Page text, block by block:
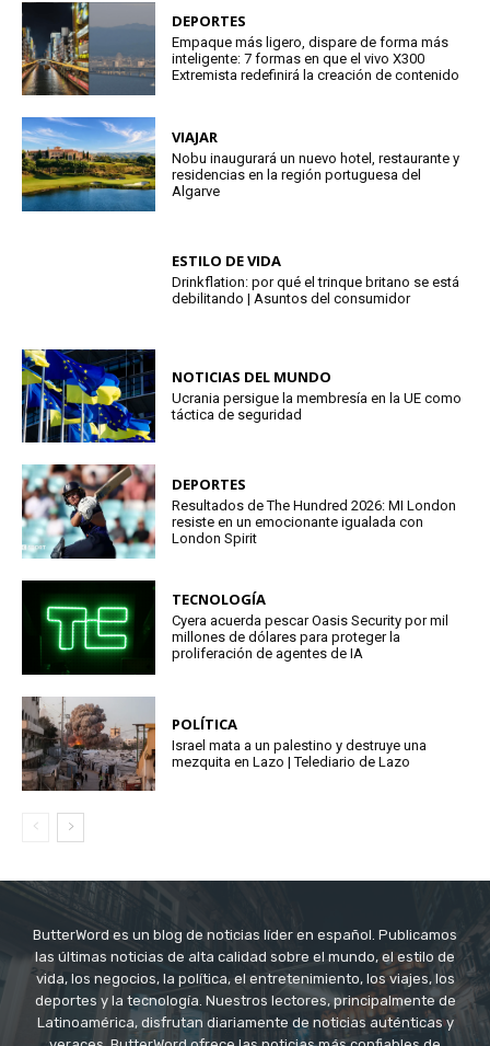
DEPORTES
Empaque más ligero, dispare de forma más
inteligente: 7 formas en que el vivo X300
Extremista redefinirá la creación de contenido
VIAJAR
Nobu inaugurará un nuevo hotel, restaurante y
residencias en la región portuguesa del
Algarve
ESTILO DE VIDA
Drinkflation: por qué el trinque britano se está
debilitando | Asuntos del consumidor
NOTICIAS DEL MUNDO
Ucrania persigue la membresía en la UE como
táctica de seguridad
DEPORTES
Resultados de The Hundred 2026: MI London
resiste en un emocionante igualada con
London Spirit
TECNOLOGÍA
Cyera acuerda pescar Oasis Security por mil
millones de dólares para proteger la
proliferación de agentes de IA
POLÍTICA
Israel mata a un palestino y destruye una
mezquita en Lazo | Telediario de Lazo
ButterWord es un blog de noticias líder en español. Publicamos
las últimas noticias de alta calidad sobre el mundo, el estilo de
vida, los negocios, la política, el entretenimiento, los viajes, los
deportes y la tecnología. Nuestros lectores, principalmente de
Latinoamérica, disfrutan diariamente de noticias auténticas y